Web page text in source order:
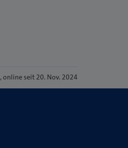
, online seit 20. Nov. 2024